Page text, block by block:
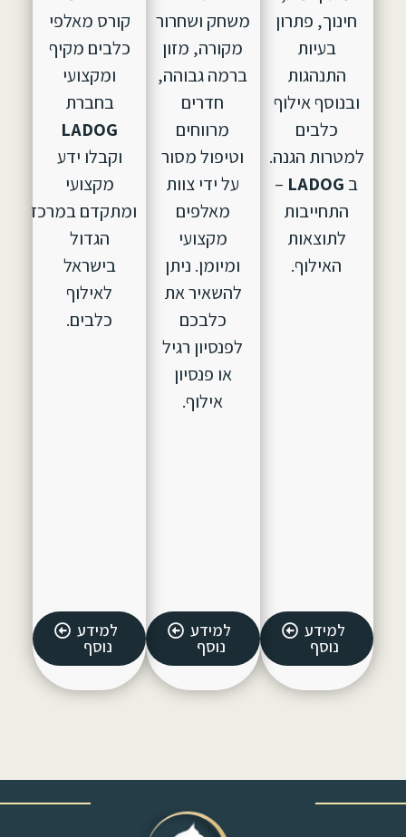
חינוך, פתרון
בעיות
התנהגות
ובנוסף אילוף
כלבים
למטרות הגנה.
ב LADOG
–
התחייבות
לתוצאות
האילוף.
למידע
נוסף
משחק ושחרור
מקורה, מזון
ברמה גבוהה,
חדרים
מרווחים
וטיפול מסור
על ידי צוות
מאלפים
מקצועי
ומיומן. ניתן
להשאיר את
כלבכם
לפנסיון רגיל
או פנסיון
אילוף.
למידע
נוסף
קורס מאלפי
כלבים מקיף
ומקצועי
בחברת
LADOG
וקבלו ידע
מקצועי
ומתקדם במרכז
הגדול
בישראל
לאילוף
כלבים.
למידע
נוסף